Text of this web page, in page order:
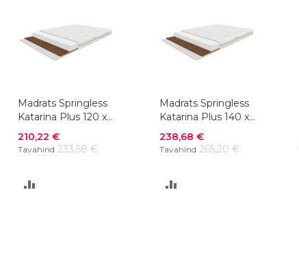
Madrats Springless
Katarina Plus 120 x
200 cm
Soodushind
210,22 €
Tavahind 233,58 €
Madrats Springless
Katarina Plus 140 x
200 cm
Soodushind
238,68 €
Tavahind 265,20 €